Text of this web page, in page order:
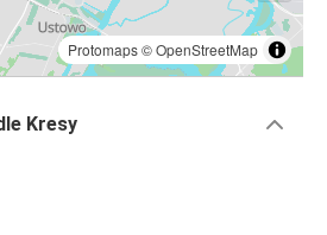
Protomaps©OpenStreetMap
Kresy